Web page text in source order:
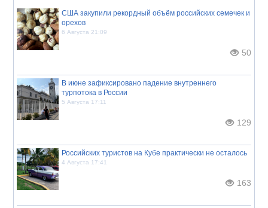
США закупили рекордный объём российских семечек и
орехов
6 Августа 21:09
50
В июне зафиксировано падение внутреннего
турпотока в России
5 Августа 17:11
129
Российских туристов на Кубе практически не осталось
4 Августа 17:41
163